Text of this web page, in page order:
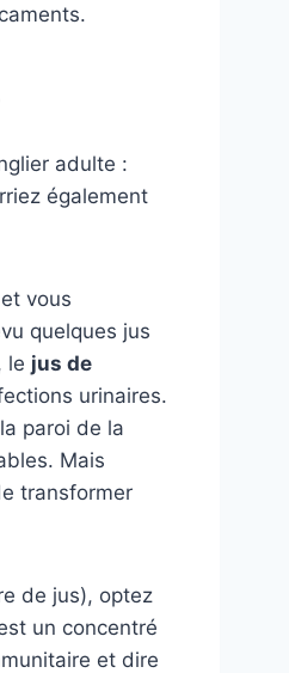
adulte :
également
vous
quelques jus
le jus de
urinaires.
paroi de la
Mais
transformer
de jus), optez
un concentré
et dire